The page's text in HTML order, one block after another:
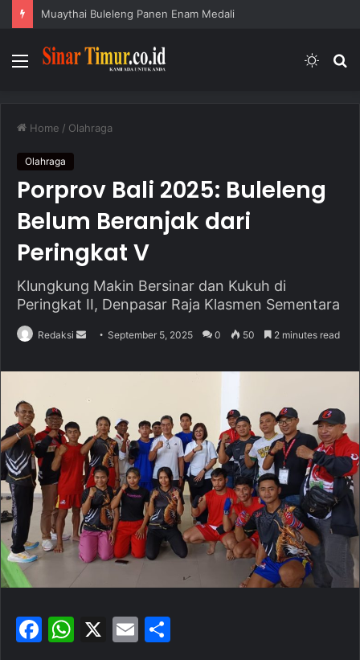
Kasus Penipuan PGAS Masuk Tahap Penuntutan
Menu
Switch
Home / Olahraga
Olahraga
Porprov Bali 2025: Buleleng
Belum Beranjak dari
Peringkat V
Klungkung Makin Bersinar dan Kukuh di
Peringkat II, Denpasar Raja Klasmen Sementara
Redaksi
n
e
m
a
i
l
September 5, 2025 0 50 2 minutes read
F
W X
E